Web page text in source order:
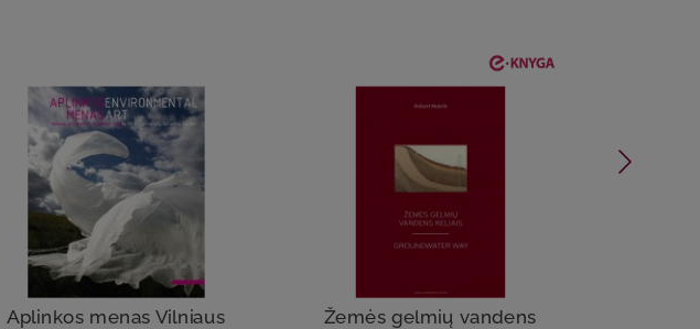
Aplinkos menas Vilniaus Žemės gelmių vandens